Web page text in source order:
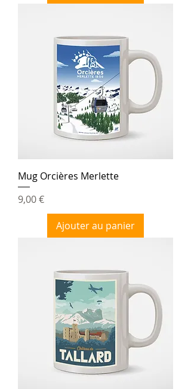
Mug Orcières Merlette
Prix
9,00 €
Ajouter au panier